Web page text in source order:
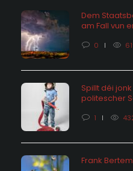
Dem
am Fall vun
0
Spillt déi
politescher
1
Frank